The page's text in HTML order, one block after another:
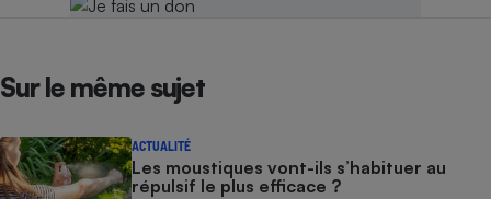
Sur le même sujet
ACTUALITÉ
Les moustiques vont-ils s’habituer au
répulsif le plus efficace ?